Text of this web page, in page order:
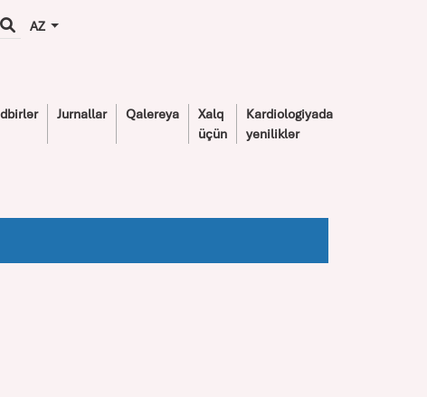
AZ
Jurnallar Qalereya
Xalq
üçün
Kardiologiyada
yeniliklər